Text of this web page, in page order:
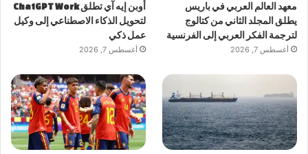
معهد العالم العربي في باريس
يطلق المجلد الثاني من كتالوج
لترجمة الفكر العربي إلى الفرنسية
أغسطس 7, 2026
أوبن إيه آي تطلق ChatGPT Work
لتحويل الذكاء الاصطناعي إلى وكيل
عمل ذكي
أغسطس 7, 2026